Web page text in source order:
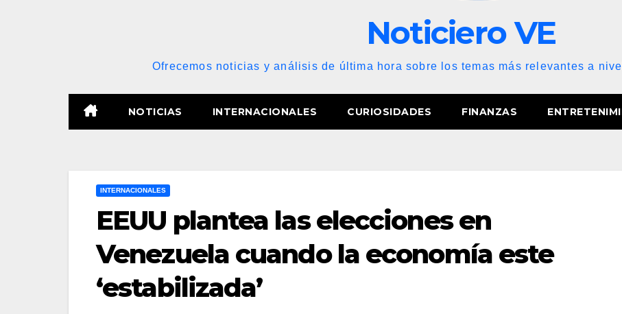
Noticiero VE
Ofrecemos noticias y análisis de última hora sobre los temas más relevantes a
NOTICIAS INTERNACIONALES CURIOSIDADES FINANZAS
INTERNACIONALES
EEUU plantea las elecciones en
Venezuela cuando la economía este
‘estabilizada’